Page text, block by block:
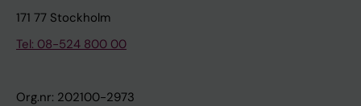
171 77 Stockholm
Tel: 08-524 800 00
Org.nr: 202100-2973